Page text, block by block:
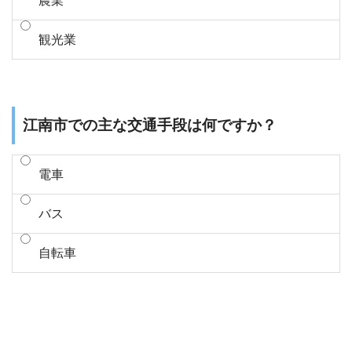
観光業
江南市での主な交通手段は何ですか？
電車
バス
自転車